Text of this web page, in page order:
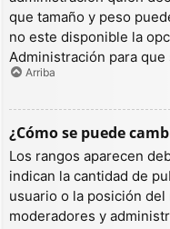
que tamaño y peso
no este disponible la
Administración para que
Arriba
¿Cómo se puede
Los rangos aparecen
indican la cantidad de
usuario o la posición
moderadores y